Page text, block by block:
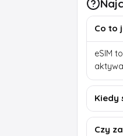
Co to
eSIM
Kiedy
Czy